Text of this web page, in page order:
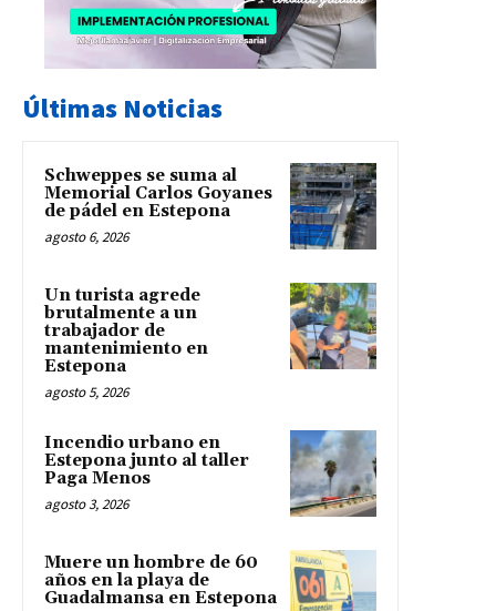
Últimas Noticias
Schweppes se suma al
Memorial Carlos Goyanes
de pádel en Estepona
agosto 6, 2026
Un turista agrede
brutalmente a un
trabajador de
mantenimiento en
Estepona
agosto 5, 2026
Incendio urbano en
Estepona junto al taller
Paga Menos
agosto 3, 2026
Muere un hombre de 60
años en la playa de
Guadalmansa en Estepona